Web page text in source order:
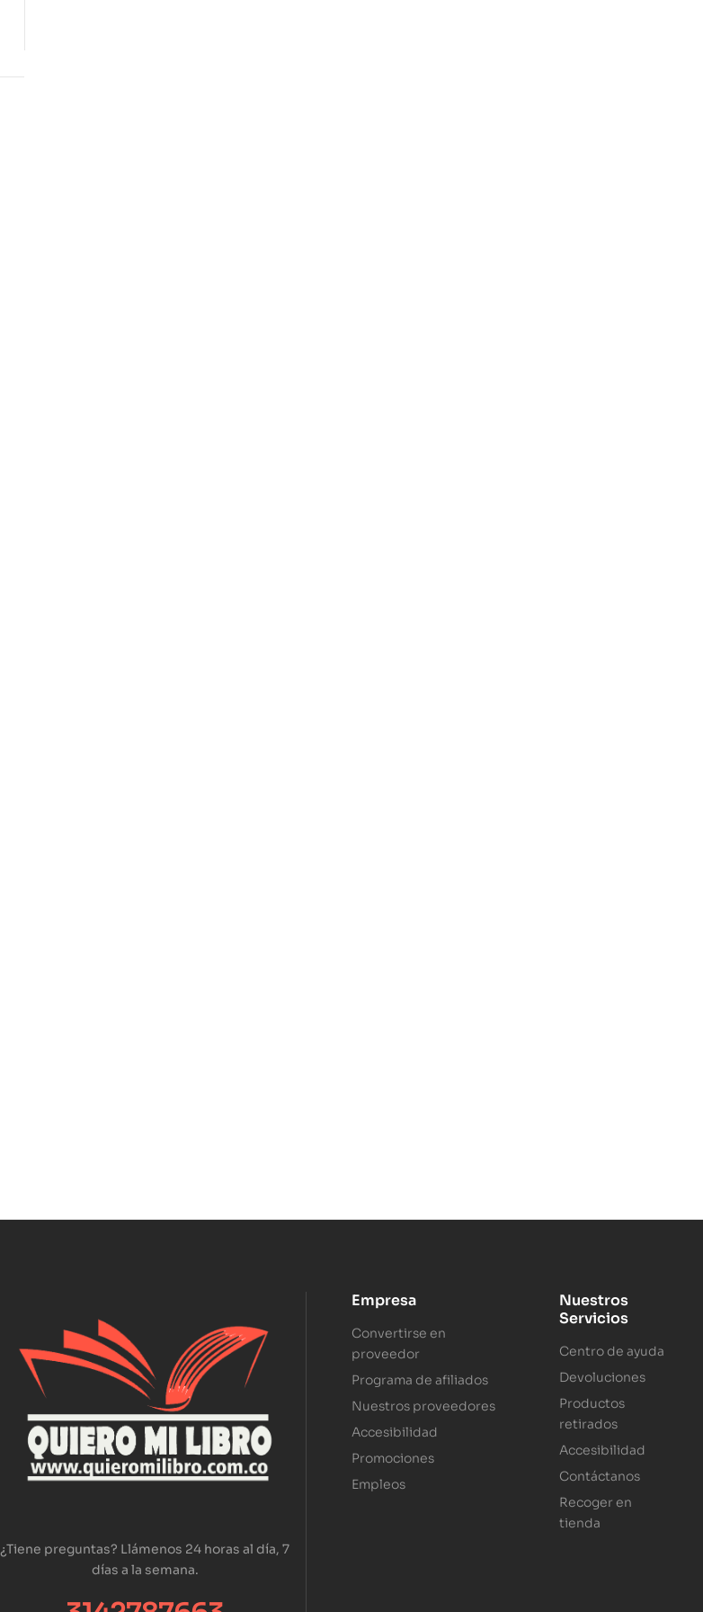
¿Tiene preguntas? Llámenos 24 horas al día, 7
días a la semana.
Empresa
Convertirse en
proveedor
Programa de afiliados
Nuestros proveedores
Accesibilidad
Promociones
Empleos
Nuestros
Servicios
Centro de ayuda
Devoluciones
Productos
retirados
Accesibilidad
Contáctanos
Recoger en
tienda